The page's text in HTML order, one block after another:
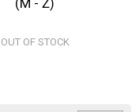
(M - Ž)
OUT OF STOCK